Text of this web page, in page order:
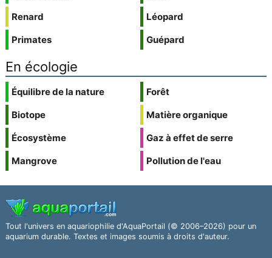
Renard
Primates
Léopard
Guépard
En écologie
Équilibre de la nature
Biotope
Écosystème
Mangrove
Forêt
Matière organique
Gaz à effet de serre
Pollution de l'eau
Tout l'univers en aquariophilie d'AquaPortail (© 2006–2026) pour un
aquarium durable. Textes et images soumis à droits d'auteur.